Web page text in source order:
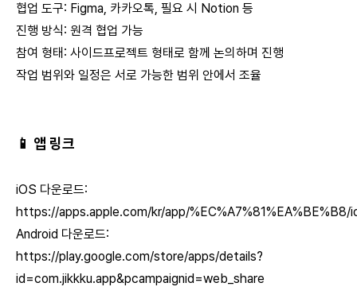
협업 도구: Figma, 카카오톡, 필요 시 Notion 등
진행 방식: 원격 협업 가능
참여 형태: 사이드프로젝트 형태로 함께 논의하며 진행
작업 범위와 일정은 서로 가능한 범위 안에서 조율
📱 앱 링크
iOS 다운로드:
https://apps.apple.com/kr/app/
Android 다운로드:
https://play.google.com/store/apps/details?
id=com.jikkku.app&pcampaignid=web_share